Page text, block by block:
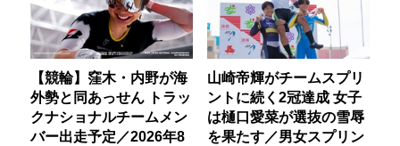
【競輪】窪木・内野が海
外勢と同あっせん トラッ
クナショナルチームメン
バー出走予定／2026年8
山崎帝輝がチームスプリ
ントに続く2冠達成 女子
は樋口愛菜が選抜の雪辱
を果たす／男女スプリン